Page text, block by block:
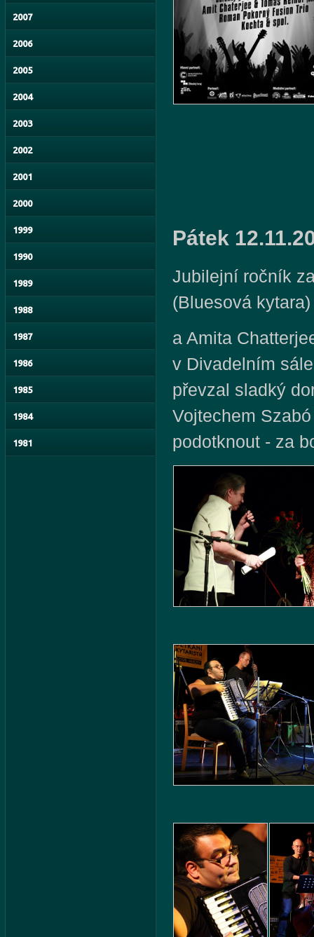
Pátek
Jubilejní ročník
(Bluesová kytara)
a Amita
v Divadelním
převzal sladký
Vojtechem
podotknout - za
2007
2006
2005
2004
2003
2002
2001
2000
1999
1990
1989
1988
1987
1986
1985
1984
1981